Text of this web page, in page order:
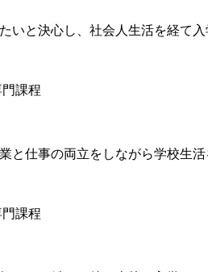
いと決心し、社会人生活を経て
課程
と仕事の両立をしながら学校生
課程